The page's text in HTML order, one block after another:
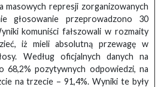
masowych represji zorganizowanych
głosowanie przeprowadzono 30
komuniści fałszowali w rozmaity
iż mieli absolutną przewagę w
Według oficjalnych danych na
68,2% pozytywnych odpowiedzi, na
na trzecie – 91,4%. Wyniki te były